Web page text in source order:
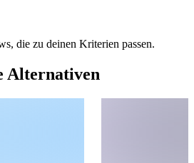
die zu deinen Kriterien passen.
Alternativen